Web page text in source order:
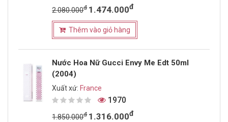
2.080.000đ 1.474.000đ
Thêm vào giỏ hàng
Nước Hoa Nữ Gucci Envy Me Edt 50ml
(2004)
Xuất xứ: France
1970
1.850.000đ 1.316.000đ